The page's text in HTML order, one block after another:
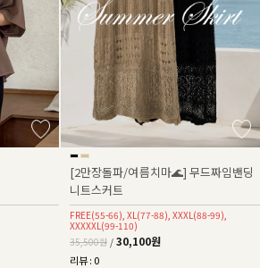
[2만장돌파/여름치마🌊] 무드짜임밴딩
니트스커트
FREE(55-66), XL(77-88), XXXL(88-99),
XXXXXL(99-110)
35,500원 / 30,100원
리뷰 : 0